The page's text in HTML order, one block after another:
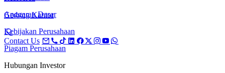
Anggaran Dasar
Kebijakan Perusahaan
Piagam Perusahaan
Hubungan Investor
Gedung Kantor
Contact Us